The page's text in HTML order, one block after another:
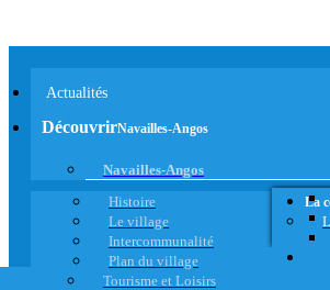
Actualités
DécouvrirNavailles-Angos
Navailles-Angos
Histoire
Le village
Intercommunalité
Plan du village
Tourisme et Loisirs
La